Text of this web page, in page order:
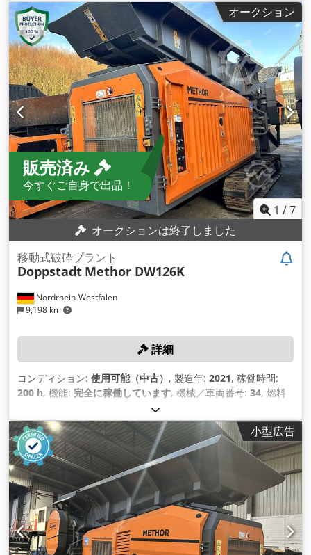
オークション
販売済み
今すぐご自身で出品！
1 /7
オークションは終了しました
Nordrhein-Westfalen
9,198 km
移動式破砕プラント
Doppstadt Methor DW126K
詳細
コンディション: 使用可能（中古） , 製造年: 2021, 稼働時間:
200 h, 機能: 完全に稼働しています, 機械／車両番号: 34, 燃料
, コンベヤベルトの長さ:
小型広告